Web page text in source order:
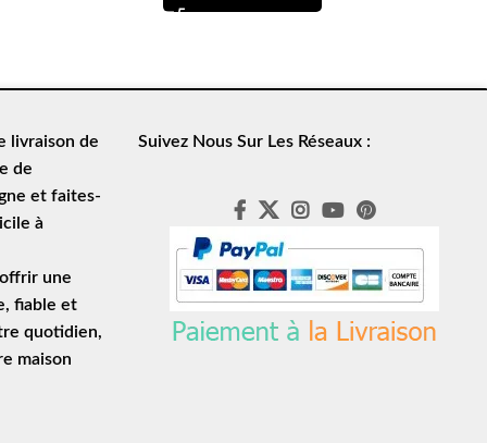
livraison de
de
et faites-
à
une
, fiable et
quotidien,
maison
Suivez Nous Sur Les Réseaux :